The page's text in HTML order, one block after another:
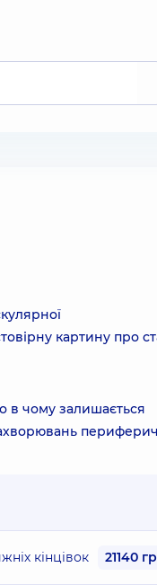
картину про
в чому залишається
кінцівок 21140